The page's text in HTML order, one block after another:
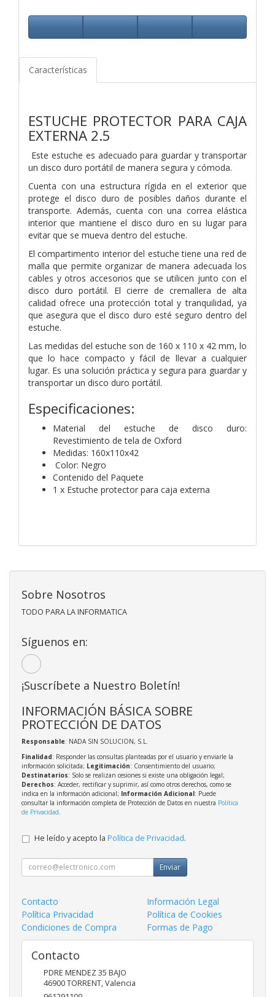
Características
ESTUCHE PROTECTOR PARA CAJA
EXTERNA 2.5
Este estuche es adecuado para guardar y transportar
un disco duro portátil de manera segura y cómoda.
Cuenta con una estructura rígida en el exterior que
protege el disco duro de posibles daños durante el
transporte. Además, cuenta con una correa elástica
interior que mantiene el disco duro en su lugar para
evitar que se mueva dentro del estuche.
El compartimento interior del estuche tiene una red de
malla que permite organizar de manera adecuada los
cables y otros accesorios que se utilicen junto con el
disco duro portátil. El cierre de cremallera de alta
calidad ofrece una protección total y tranquilidad, ya
que asegura que el disco duro esté seguro dentro del
estuche.
Las medidas del estuche son de 160 x 110 x 42 mm, lo
que lo hace compacto y fácil de llevar a cualquier
lugar. Es una solución práctica y segura para guardar y
transportar un disco duro portátil.
Especificaciones:
Material del estuche de disco duro:
Revestimiento de tela de Oxford
Medidas: 160x110x42
Color: Negro
Contenido del Paquete
1 x Estuche protector para caja externa
Sobre Nosotros
TODO PARA LA INFORMATICA
Síguenos en:
¡Suscríbete a Nuestro Boletín!
INFORMACIÓN BÁSICA SOBRE
PROTECCIÓN DE DATOS
Responsable: NADA SIN SOLUCION, S.L.
Finalidad: Responder las consultas planteadas por el usuario y enviarle la
información solicitada; Legitimación: Consentimiento del usuario;
Destinatarios: Solo se realizan cesiones si existe una obligación legal;
Derechos: Acceder, rectificar y suprimir, así como otros derechos, como se
indica en la información adicional; Información Adicional: Puede
consultar la información completa de Protección de Datos en nuestra Política
de Privacidad
He leído y acepto la Política de Privacidad.
Enviar
Contacto
Información Legal
Política Privacidad
Política de Cookies
Condiciones de Compra
Formas de Pago
Contacto
PDRE MENDEZ 35 BAJO
46900TORRENT,Valencia